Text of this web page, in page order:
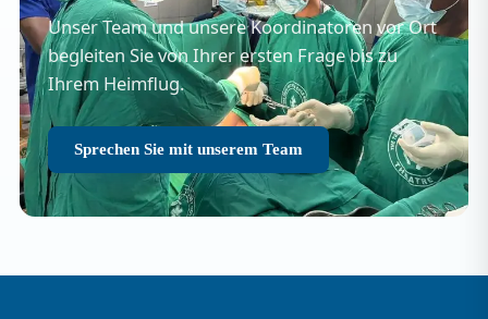
Unser Team und unsere Koordinatoren vor Ort
begleiten Sie von Ihrer ersten Frage bis zu
Ihrem Heimflug.
Sprechen Sie mit unserem Team